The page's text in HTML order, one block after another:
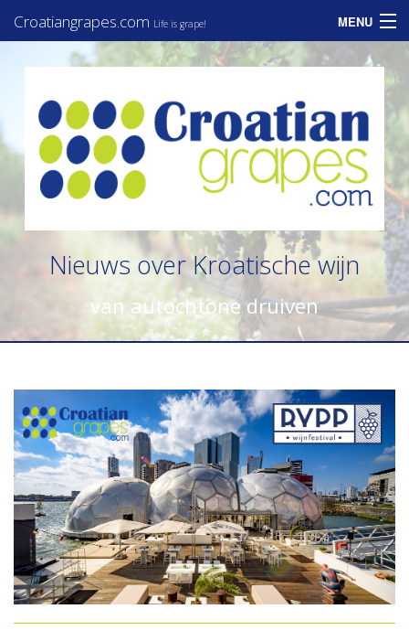
Croatiangrapes.com Life is grape! MENU
Assortiment
Informatie
Zakelijk
Consumenten
Nieuws over Kroatische wijn
van autochtone druiven